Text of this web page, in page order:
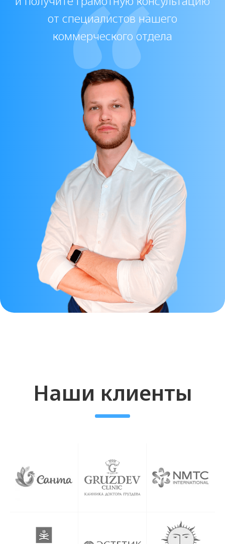
Протокол Cардиния дип включает
подготовку кожи, выбор дозировки и
введение препарата с учетом
анатомических особенностей пациента.
Специалист определяет зоны
коррекции и подбирает оптимальный
Техника введения Cардиния Дип
Техника введения Sardenya deep зависит
от области применения и
предполагаемого результата.
Используются канюльные и игольчатые
методы, позволяющие достичь
максимального эстетического эффекта.
Филлер cардиния дип отзывы
косметологов
Филлер Cардиния Дип пользуется
спросом среди косметологов благодаря
своей эффективности и стойкому
результату. Изучите отзывы сардиния
дип, чтобы убедиться в его высоком
инструкция и
стоимость
который применяется для
контурной пластики, омоложения и
устранения морщин.
Препарат
пролонгированный эффект.